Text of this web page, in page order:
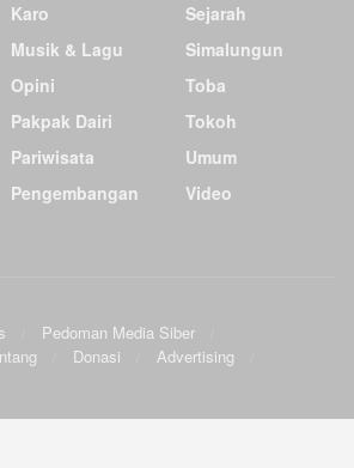
Karo
Musik & Lagu
Opini
Pakpak Dairi
Pariwisata
Pengembangan
Sejarah
Simalungun
Toba
Tokoh
Umum
Video
Pedoman Media Siber
Donasi
Advertising
.©2009Sunardo Panjaitan& G. Sahat. All